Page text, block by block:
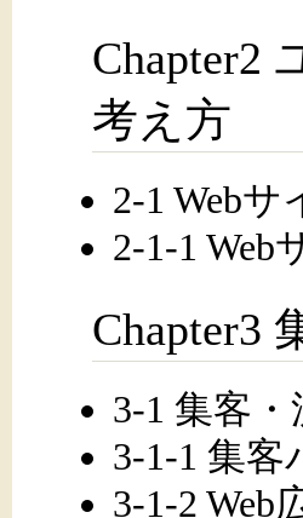
Chapter2
考え方
2-1 Web
2-1-1
Chapter3
3-1 集客
3-1-1 集
3-1-2 Web